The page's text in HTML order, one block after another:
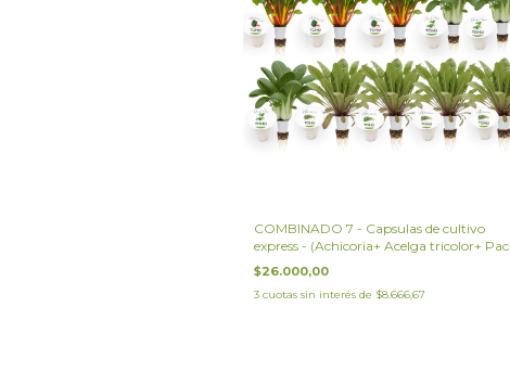
COMBINADO 7 - Capsulas de cultivo
express - (Achicoria+ Acelga tricolor+ Pack
Choi)
$26.000,00
3 cuotas sin interés de $8.666,67